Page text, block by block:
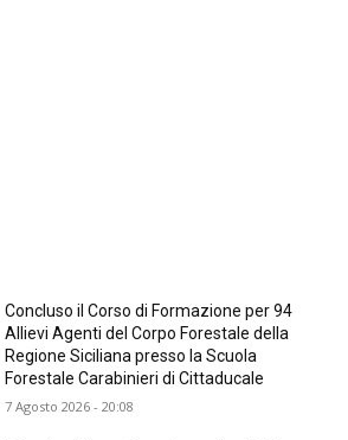
Concluso il Corso di Formazione per 94
Allievi Agenti del Corpo Forestale della
Regione Siciliana presso la Scuola
Forestale Carabinieri di Cittaducale
7 Agosto 2026 - 20:08